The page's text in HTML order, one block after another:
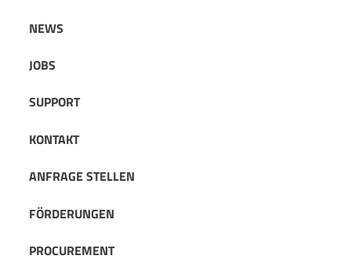
NEWS
JOBS
SUPPORT
KONTAKT
ANFRAGE STELLEN
FÖRDERUNGEN
PROCUREMENT